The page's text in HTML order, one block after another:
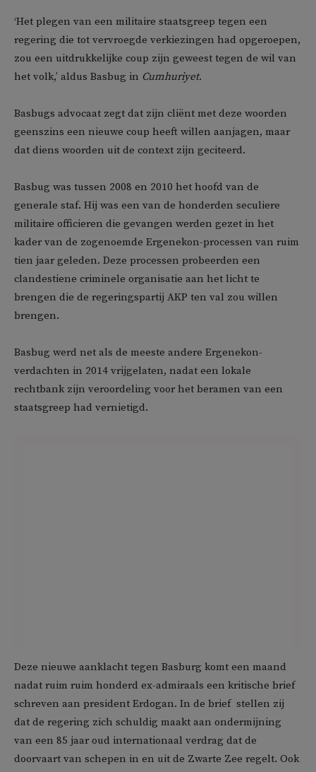
‘Het plegen van een militaire staatsgreep tegen een
regering die tot vervroegde verkiezingen had opgeroepen,
zou een uitdrukkelijke coup zijn geweest tegen de wil van
het volk,’ aldus Basbug in Cumhuriyet.
Basbugs advocaat zegt dat zijn cliënt met deze woorden
geenszins een nieuwe coup heeft willen aanjagen, maar
dat diens woorden uit de context zijn geciteerd.
Basbug was tussen 2008 en 2010 het hoofd van de
generale staf. Hij was een van de honderden seculiere
militaire officieren die gevangen werden gezet in het
kader van de zogenoemde Ergenekon-processen van ruim
tien jaar geleden. Deze processen probeerden een
clandestiene criminele organisatie aan het licht te
brengen die de regeringspartij AKP ten val zou willen
brengen.
Basbug werd net als de meeste andere Ergenekon-
verdachten in 2014 vrijgelaten, nadat een lokale
rechtbank zijn veroordeling voor het beramen van een
staatsgreep had vernietigd.
Deze nieuwe aanklacht tegen Basburg komt een maand
nadat ruim ruim honderd ex-admiraals een kritische brief
schreven aan president Erdogan. In de brief stellen zij
dat de regering zich schuldig maakt aan ondermijning
van een 85 jaar oud internationaal verdrag dat de
doorvaart van schepen in en uit de Zwarte Zee regelt. Ook